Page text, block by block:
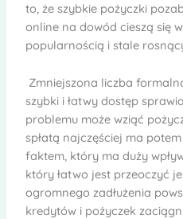
to, że szybkie pożyczki
online na dowód cieszą się
popularnością i stale
Zmniejszona liczba
szybki i łatwy dostęp
problemu może wziąć
spłatą najczęściej ma
faktem, który ma duży
który łatwo jest przeoczyć
ogromnego zadłużenia
kredytów i pożyczek